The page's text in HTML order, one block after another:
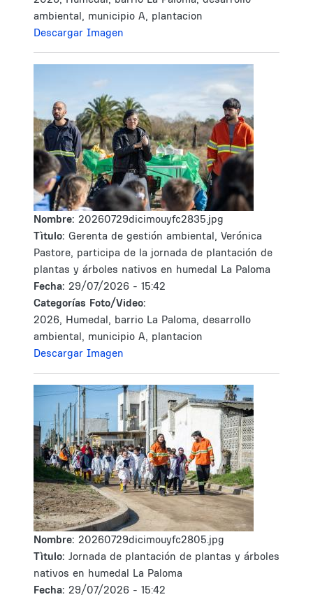
ambiental, municipio A, plantacion
Descargar Imagen
Nombre: 20260729dicimouyfc2835.jpg
Tìtulo: Gerenta de gestión ambiental, Verónica
Pastore, participa de la jornada de plantación de
plantas y árboles nativos en humedal La Paloma
Fecha: 29/07/2026 - 15:42
Categorías Foto/Video:
2026, Humedal, barrio La Paloma, desarrollo
ambiental, municipio A, plantacion
Descargar Imagen
Nombre: 20260729dicimouyfc2805.jpg
Tìtulo: Jornada de plantación de plantas y árboles
nativos en humedal La Paloma
Fecha: 29/07/2026 - 15:42